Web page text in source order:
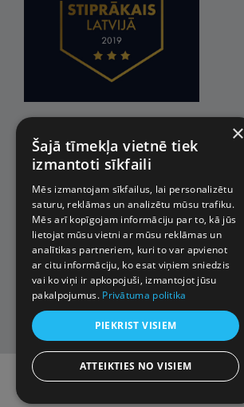
© 2026 Impro ceļojumi. Visas
tiesības aizsargātas.
×
Šajā tīmekļa vietnē tiek
izmantoti sīkfaili
Mēs izmantojam sīkfailus, lai personalizētu
saturu, reklāmas un analizētu mūsu trafiku.
Mēs arī kopīgojam informāciju par to, kā jūs
lietojat mūsu vietni ar mūsu reklāmas un
analītikas partneriem, kuri to var apvienot
ar citu informāciju, ko esat viņiem sniedzis
vai ko viņi ir apkopojuši, izmantojot jūsu
pakalpojumus. Privātuma politika
PIEKRIST VISIEM
ATTEIKTIES NO VISIEM